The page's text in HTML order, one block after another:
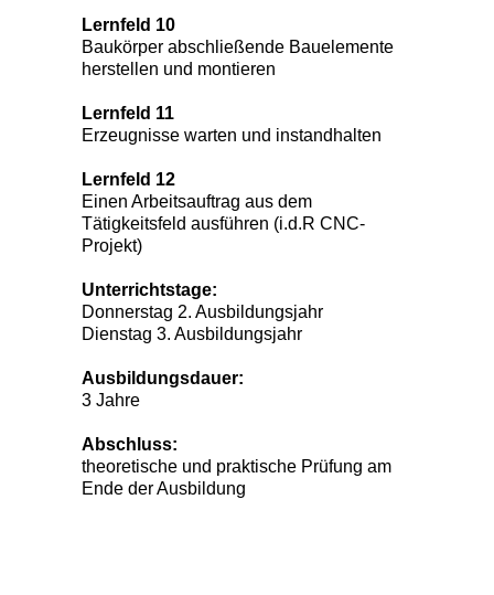
Lernfeld 10
Baukörper abschließende Bauelemente
herstellen und montieren
Lernfeld 11
Erzeugnisse warten und instandhalten
Lernfeld 12
Einen Arbeitsauftrag aus dem
Tätigkeitsfeld ausführen (i.d.R CNC-
Projekt)
Unterrichtstage:
Donnerstag 2. Ausbildungsjahr
Dienstag 3. Ausbildungsjahr
Ausbildungsdauer:
3 Jahre
Abschluss:
theoretische und praktische Prüfung am
Ende der Ausbildung